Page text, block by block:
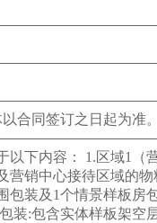
合同签订之日起为准。
下内容： 1.区域1（
销中心接待区域的
装及1个情景样板房
:包含实体样板架空